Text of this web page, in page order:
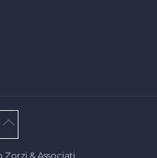
& Associati